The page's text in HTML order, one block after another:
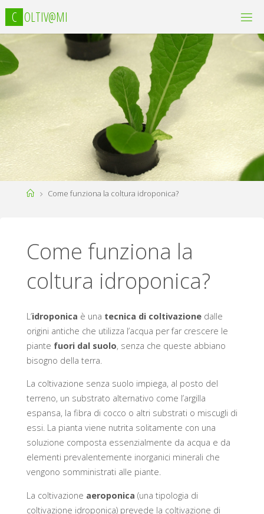
C OL TIV@MI
HomeCome funziona la coltura idroponica?
Come funziona la
coltura idroponica?
L’idroponica è una tecnica di coltivazionedalle
origini antiche che utilizza l’acqua per far crescere le
piante fuori dal suolo, senza che queste abbiano
bisogno della terra.
La coltivazione senza suolo impiega, al posto del
terreno, un substrato alternativo come l’argilla
espansa, la fibra di cocco o altri substrati o miscugli di
essi. La pianta viene nutrita solitamente con una
soluzione composta essenzialmente da acqua e da
elementi prevalentemente inorganici minerali che
vengono somministrati alle piante.
La coltivazione aeroponica (una tipologia di
coltivazione idroponica) prevede la coltivazione di